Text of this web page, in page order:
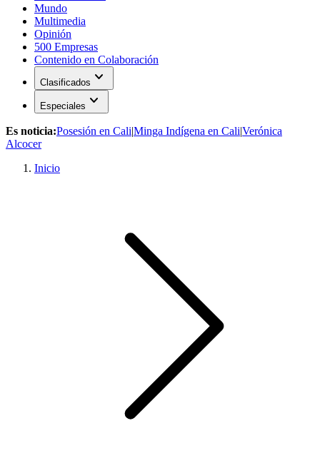
Mundo
Multimedia
Opinión
500 Empresas
Contenido en Colaboración
Clasificados expand_more
Especiales expand_more
Es noticia:Posesión en Cali|Minga Indígena en Cali|Verónica
Alcocer
Inicio